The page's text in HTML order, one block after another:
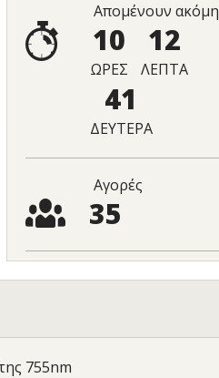
Απομένουν ακόμη
10
ΩΡΕΣ
12
ΛΕΠΤΑ
40
ΔΕΥΤΕΡΑ
Αγορές
35
755nm